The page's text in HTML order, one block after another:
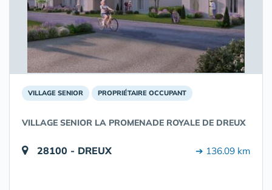
VILLAGE SENIOR PROPRIÉTAIRE OCCUPANT
VILLAGE SENIOR LA PROMENADE ROYALE DE DREUX
28100 - DREUX ➔ 136.09 km